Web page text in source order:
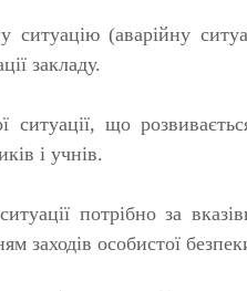
ситуацію (аварійну
закладу.
ситуації, що
і учнів.
потрібно за
заходів особистої